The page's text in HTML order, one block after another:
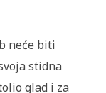
neće biti
stidna
glad i za